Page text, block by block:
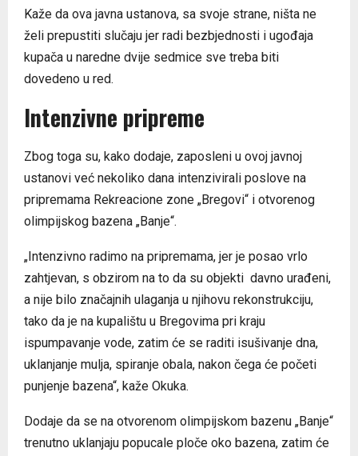
Kaže da ova javna ustanova, sa svoje strane, ništa ne
želi prepustiti slučaju jer radi bezbjednosti i ugođaja
kupača u naredne dvije sedmice sve treba biti
dovedeno u red.
Intenzivne pripreme
Zbog toga su, kako dodaje, zaposleni u ovoj javnoj
ustanovi već nekoliko dana intenzivirali poslove na
pripremama Rekreacione zone „Bregovi“ i otvorenog
olimpijskog bazena „Banje“.
„Intenzivno radimo na pripremama, jer je posao vrlo
zahtjevan, s obzirom na to da su objekti davno urađeni,
a nije bilo značajnih ulaganja u njihovu rekonstrukciju,
tako da je na kupalištu u Bregovima pri kraju
ispumpavanje vode, zatim će se raditi isušivanje dna,
uklanjanje mulja, spiranje obala, nakon čega će početi
punjenje bazena“, kaže Okuka.
Dodaje da se na otvorenom olimpijskom bazenu „Banje“
trenutno uklanjaju popucale ploče oko bazena, zatim će